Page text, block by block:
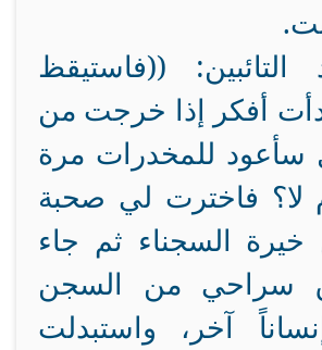
((فاستيقظ
أفكر إذا خرجت من
للمخدرات مرة
لا؟ فاخترت لي صحبة
السجناء ثم جاء
سراحي من السجن
آخر، واستبدلت